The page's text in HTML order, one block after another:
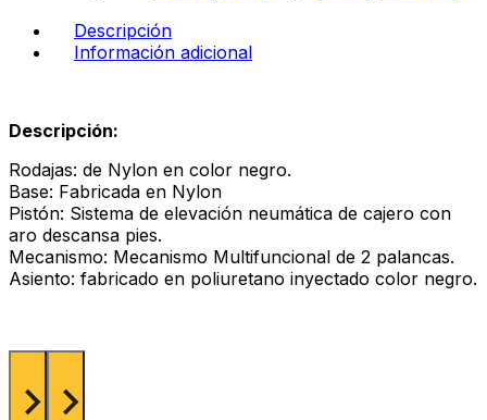
Descripción
Información adicional
Descripción:
Rodajas: de Nylon en color negro.
Base: Fabricada en Nylon
Pistón: Sistema de elevación neumática de cajero con
aro descansa pies.
Mecanismo: Mecanismo Multifuncional de 2 palancas.
Asiento: fabricado en poliuretano inyectado color negro.